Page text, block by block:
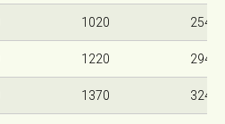
1020 2540
1220 2940
1370 3240